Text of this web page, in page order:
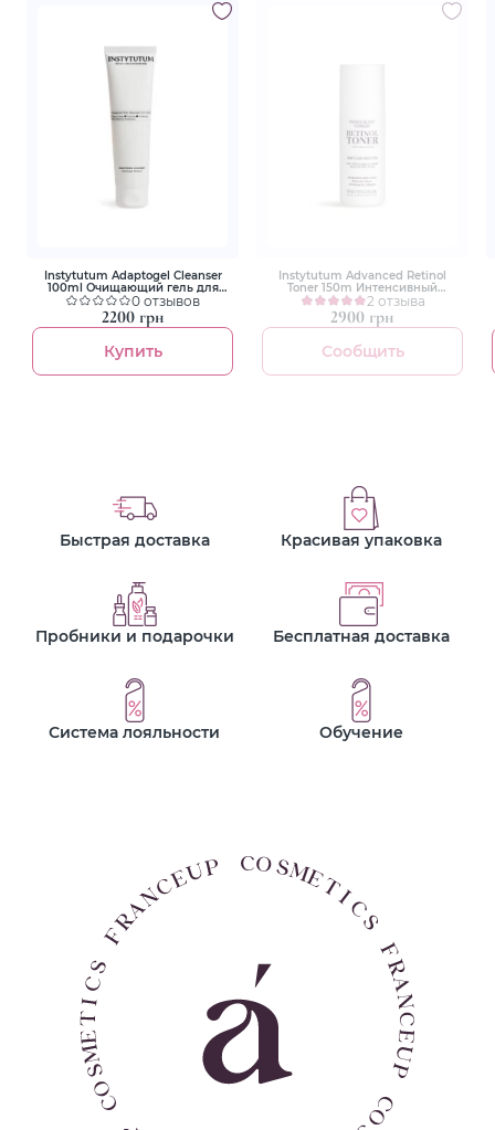
Instytutum Adaptogel Cleanser
100ml Очищающий гель для
умывания0 отзывов
2200 грн
Купить
Instytutum Advanced Retinol
Toner 150m Интенсивный
восстанавливающий тонер с
ретинолом
2 отзыва
2900 грн
Сообщить
Быстрая доставка Красивая упаковка
Пробники и подарочки Бесплатная доставка
Система лояльности Обучение